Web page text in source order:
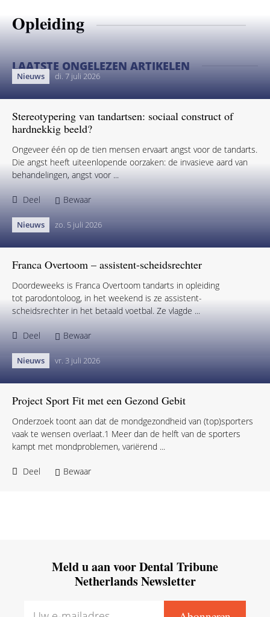
Opleiding
LAATSTE ONGELEZEN ARTIKELEN
Nieuws di. 7 juli 2026
Stereotypering van tandartsen: sociaal construct of
hardnekkig beeld?
Ongeveer één op de tien mensen ervaart angst voor de tandarts.
Die angst heeft uiteenlopende oorzaken: de invasieve aard van
behandelingen, angst voor ...
Deel Bewaar
Nieuws zo. 5 juli 2026
Franca Overtoom – assistent-scheidsrechter
Doordeweeks is Franca Overtoom tandarts in opleiding
tot parodontoloog, in het weekend is ze assistent-
scheidsrechter in het betaald voetbal. Ze vlagde ...
Deel Bewaar
Nieuws vr. 3 juli 2026
Project Sport Fit met een Gezond Gebit
Onderzoek toont aan dat de mondgezondheid van (top)sporters
vaak te wensen overlaat.1 Meer dan de helft van de sporters
kampt met mondproblemen, variërend ...
Deel Bewaar
Meld u aan voor Dental Tribune
Netherlands Newsletter